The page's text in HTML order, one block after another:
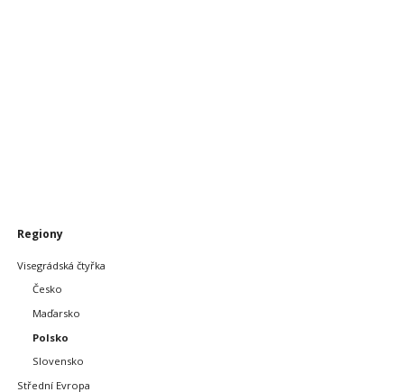
Přeskočit
Regiony
Visegrádská čtyřka
Česko
Maďarsko
Polsko
Slovensko
Střední Evropa